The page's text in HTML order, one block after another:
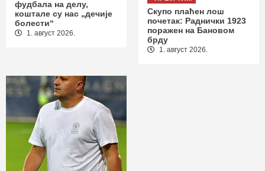
фудбала на делу,
коштале су нас „дечије
болести“
1. август 2026.
Скупо плаћен лош
почетак: Раднички 1923
поражен на Бановом
брду
1. август 2026.